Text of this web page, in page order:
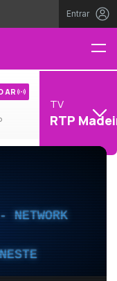
Entrar
AR
TV
RTP